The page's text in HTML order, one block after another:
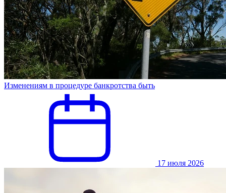
Изменениям в процедуре банкротства быть
17 июля 2026